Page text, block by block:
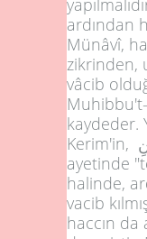
ardından
Münâvî,
zikrinden,
vâcib
kaydeder.
Kerim'in,
ayetinde
halinde,
vacib
haccın da